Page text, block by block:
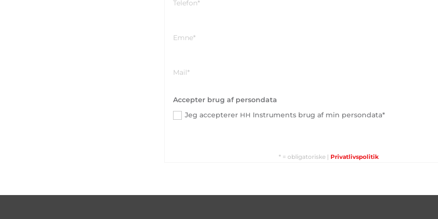
Accepter brug af persondata
Jeg accepterer HH Instruments brug af min persondata*
* = obligatoriske | Privatlivspolitik